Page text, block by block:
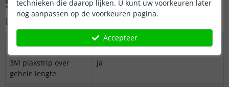
Ledstrip
Dimbaar
3M plakstrip over
gehele lengte
Ja
technieken die daarop lijken. U kunt uw voorkeuren later
nog aanpassen op de voorkeuren pagina.
Accepteer